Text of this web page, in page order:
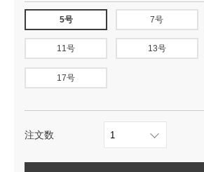
5号 7号
11号 13号
17号
注文数